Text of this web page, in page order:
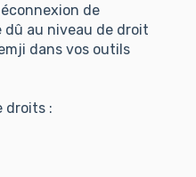
de
dû au niveau de droit
dans vos outils
droits :